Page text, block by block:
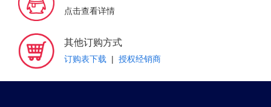
点击查看详情
其他订购方式
订购表下载 | 授权经销商